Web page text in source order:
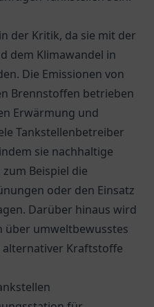
der Kritik, da sie mit der
dem Klimawandel in
Die Emissionen von
Brennstoffen betrieben
Erwärmung und
Tankstellenbetreiber
sie nachhaltige
Beispiel die
oder den Einsatz
Darüber hinaus wird
über umweltbewusstes
alternativer Kraftstoffe